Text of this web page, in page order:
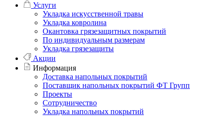
Услуги
Укладка искусственной травы
Укладка ковролина
Окантовка грязезащитных покрытий
По индивидуальным размерам
Укладка грязезащиты
Акции
Информация
Доставка напольных покрытий
Поставщик напольных покрытий ФТ Групп
Проекты
Сотрудничество
Укладка напольных покрытий